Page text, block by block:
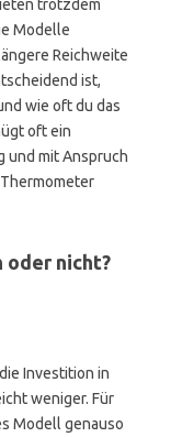
trotzdem
Modelle
Reichweite
ist,
wie oft du das
oft ein
und mit Anspruch
oder nicht?
Investition in
weniger. Für
Modell genauso